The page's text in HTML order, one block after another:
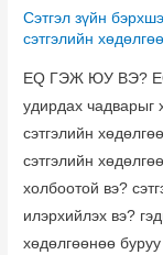
Сэтгэл зүйн
сэтгэлийн
EQ ГЭЖ ЮУ ВЭ? EQ
удирдах чадварыг
сэтгэлийн
сэтгэлийн
холбоотой вэ?
илэрхийлэх вэ?
хөдөлгөөнөө буруу